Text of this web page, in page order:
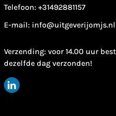
Telefoon: +31492881157
E-mail: info@uitgeverijomjs.nl
Verzending: voor 14.00 uur
dezelfde dag verzonden!